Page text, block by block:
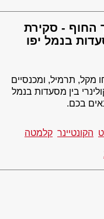
החוף - סקירת
בנמל יפו
מקל, תרמיל, ומכנסיים
בין מסעדות בנמל
בכם.
הקונטיינר קלמטה